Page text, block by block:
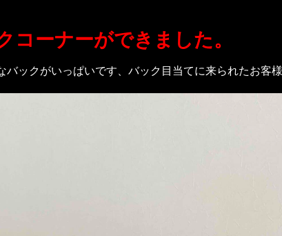
コーナーができました。
バックがいっぱいです、バック目当てに来られたお客